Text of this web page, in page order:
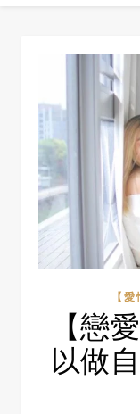
【
【戀
以做